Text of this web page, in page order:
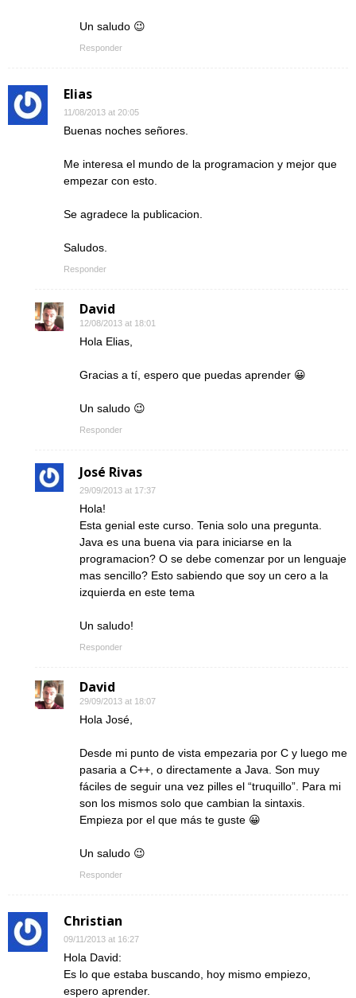
Un saludo 😉
Responder
Elias
11/08/2013 at 20:05
Buenas noches señores.
Me interesa el mundo de la programacion y mejor que
empezar con esto.
Se agradece la publicacion.
Saludos.
Responder
David
12/08/2013 at 18:01
Hola Elias,
Gracias a tí, espero que puedas aprender 😀
Un saludo 😉
Responder
José Rivas
29/09/2013 at 17:37
Hola!
Esta genial este curso. Tenia solo una pregunta.
Java es una buena via para iniciarse en la
programacion? O se debe comenzar por un lenguaje
mas sencillo? Esto sabiendo que soy un cero a la
izquierda en este tema
Un saludo!
Responder
David
29/09/2013 at 18:07
Hola José,
Desde mi punto de vista empezaria por C y luego me
pasaria a C++, o directamente a Java. Son muy
fáciles de seguir una vez pilles el “truquillo”. Para mi
son los mismos solo que cambian la sintaxis.
Empieza por el que más te guste 😀
Un saludo 😉
Responder
Christian
09/11/2013 at 16:27
Hola David:
Es lo que estaba buscando, hoy mismo empiezo,
espero aprender.